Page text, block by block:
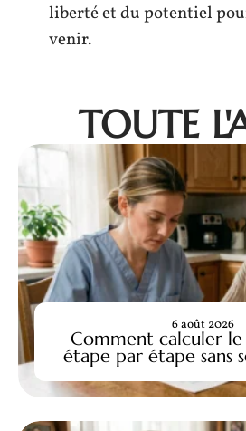
liberté et du potentiel
venir.
TOUTE
Comment calculer le
étape par étape sans
6 août 2026